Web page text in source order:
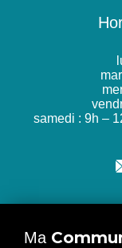
samedi : 9h –
Ma